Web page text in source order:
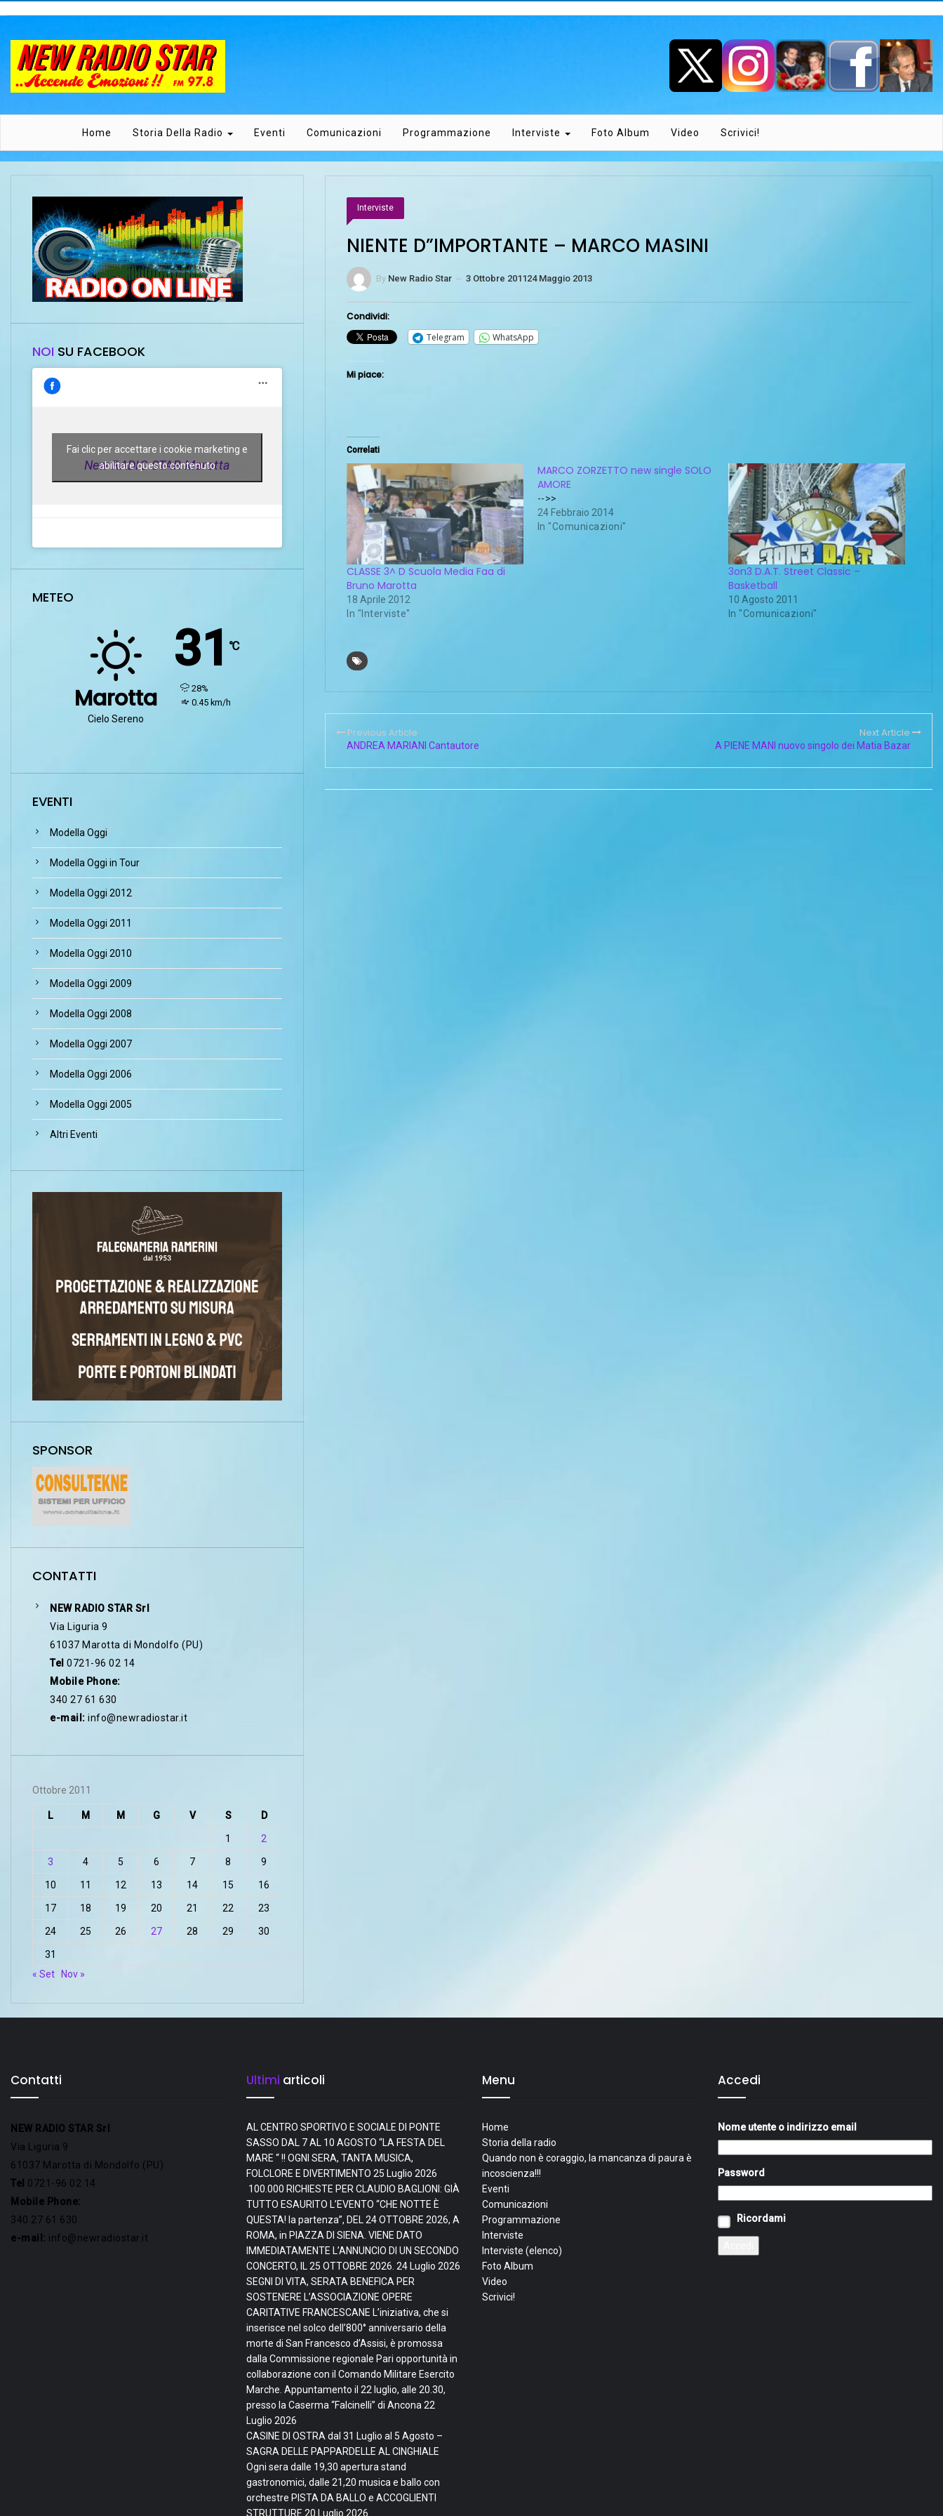
Home Storia Della Radio Eventi Comunicazioni Programmazione Interviste Foto Album Video Scrivici!
Interviste
NIENTE D”IMPORTANTE – MARCO MASINI
By New Radio Star -- 3 Ottobre 201124 Maggio 2013
Condividi:
Telegram
WhatsApp
Mi piace:
Correlati
CLASSE 3^ D Scuola Media Faa di
Bruno Marotta
18 Aprile 2012
In "Interviste"
MARCO ZORZETTO new single SOLO
AMORE
-->>
24 Febbraio 2014
In "Comunicazioni"
3on3 D.A.T. Street Classic –
Basketball
10 Agosto 2011
In "Comunicazioni"
Previous Article
ANDREA MARIANI Cantautore
Next Article
A PIENE MANI nuovo singolo dei Matia Bazar
NOI SU FACEBOOK
New RADIO STAR Marotta
Fai clic per accettare i cookie marketing e
abilitare questo contenuto
METEO
Marotta
Cielo Sereno
31 ℃
humidity:
28%
wind:
0.45 km/h
EVENTI
Modella Oggi
Modella Oggi in Tour
Modella Oggi 2012
Modella Oggi 2011
Modella Oggi 2010
Modella Oggi 2009
Modella Oggi 2008
Modella Oggi 2007
Modella Oggi 2006
Modella Oggi 2005
Altri Eventi
SPONSOR
CONTATTI
NEW RADIO STAR Srl
Via Liguria 9
61037 Marotta di Mondolfo (PU)
Tel 0721-96 02 14
Mobile Phone:
340 27 61 630
e-mail: info@newradiostar.it
Ottobre 2011
L M M G V S D
1 2
3 4 5 6 7 8 9
10 11 12 13 14 15 16
17 18 19 20 21 22 23
24 25 26 27 28 29 30
31
« Set
Nov »
Contatti
NEW RADIO STAR Srl
Via Liguria 9
61037 Marotta di Mondolfo (PU)
Tel 0721-96 02 14
Mobile Phone:
340 27 61 630
e-mail: info@newradiostar.it
Ultimi articoli
AL CENTRO SPORTIVO E SOCIALE DI PONTE
SASSO DAL 7 AL 10 AGOSTO “LA FESTA DEL
MARE “ !! OGNI SERA, TANTA MUSICA,
FOLCLORE E DIVERTIMENTO 25 Luglio 2026
100.000 RICHIESTE PER CLAUDIO BAGLIONI: GIÀ
TUTTO ESAURITO L’EVENTO “CHE NOTTE È
QUESTA! la partenza”, DEL 24 OTTOBRE 2026, A
ROMA, in PIAZZA DI SIENA. VIENE DATO
IMMEDIATAMENTE L’ANNUNCIO DI UN SECONDO
CONCERTO, IL 25 OTTOBRE 2026. 24 Luglio 2026
SEGNI DI VITA, SERATA BENEFICA PER
SOSTENERE L’ASSOCIAZIONE OPERE
CARITATIVE FRANCESCANE L’iniziativa, che si
inserisce nel solco dell’800° anniversario della
morte di San Francesco d’Assisi, è promossa
dalla Commissione regionale Pari opportunità in
collaborazione con il Comando Militare Esercito
Marche. Appuntamento il 22 luglio, alle 20.30,
presso la Caserma “Falcinelli” di Ancona22
Luglio 2026
CASINE DI OSTRA dal 31 Luglio al 5 Agosto –
SAGRA DELLE PAPPARDELLE AL CINGHIALE
Ogni sera dalle 19,30 apertura stand
gastronomici, dalle 21,20 musica e ballo con
orchestre PISTA DA BALLO e ACCOGLIENTI
STRUTTURE 20 Luglio 2026
Menu
Home
Storia della radio
Quando non è coraggio, la mancanza di paura è
incoscienza!!!
Eventi
Comunicazioni
Programmazione
Interviste
Interviste (elenco)
Foto Album
Video
Scrivici!
Accedi
Nome utente o indirizzo email
Password
Ricordami